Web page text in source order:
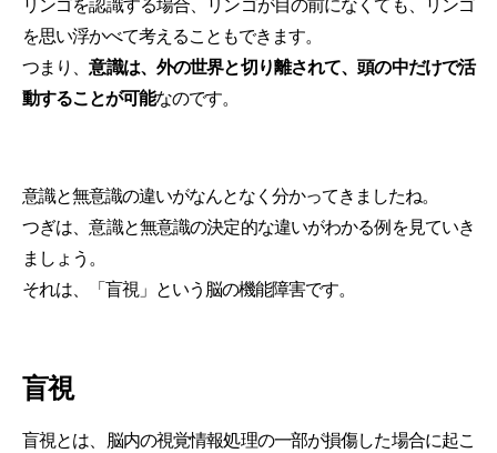
を思い浮かべて考えることもできます。
つまり、意識は、外の世界と切り離されて、頭の中だけで活
動することが可能なのです。
意識と無意識の違いがなんとなく分かってきましたね。
つぎは、意識と無意識の決定的な違いがわかる例を見ていき
ましょう。
それは、「盲視」という脳の機能障害です。
盲視
盲視とは、脳内の視覚情報処理の一部が損傷した場合に起こ